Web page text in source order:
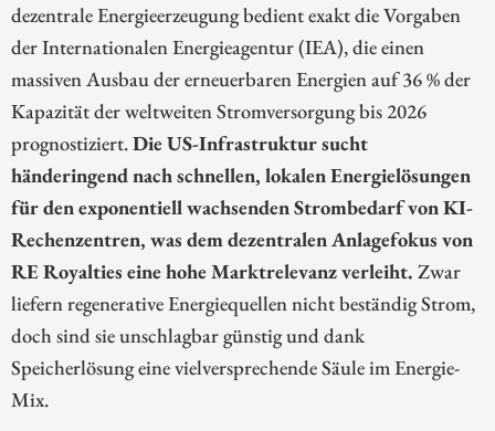
dezentrale Energieerzeugung bedient exakt die Vorgaben
der Internationalen Energieagentur (IEA), die einen
massiven Ausbau der erneuerbaren Energien auf 36 % der
Kapazität der weltweiten Stromversorgung bis 2026
prognostiziert.Die US-Infrastruktur sucht
händeringend nach schnellen, lokalen Energielösungen
für den exponentiell wachsenden Strombedarf von KI-
Rechenzentren, was dem dezentralen Anlagefokus von
RE Royalties eine hohe Marktrelevanz verleiht. Zwar
liefern regenerative Energiequellen nicht beständig Strom,
doch sind sie unschlagbar günstig und dank
Speicherlösung eine vielversprechende Säule im Energie-
Mix.